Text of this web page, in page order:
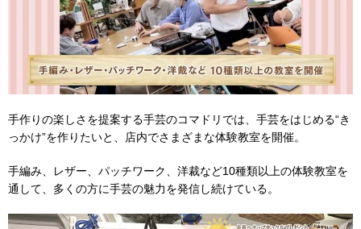
手作りの楽しさを提案する手芸のコマドリでは、手芸をはじめる“き
っかけ”を作りたいと、店内でさまざまな体験教室を開催。
手編み、レザー、パッチワーク、洋裁など10種類以上の体験教室を
通して、多くの方に手芸の魅力を発信し続けている。